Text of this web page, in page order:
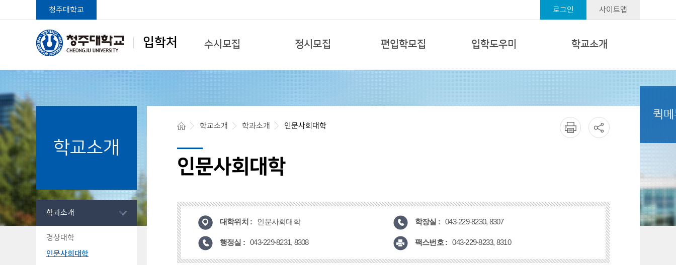
입학처
청주대학교 로그인 사이트맵
학생중심 글로벌대학
청주대학교 입학처
수시모집 정시모집 편입학모집 입학도우미 학교소개
학교소개
학과소개
경상대학
인문사회대학
학교소개 학과소개 인문사회대학
인문사회대학
대학위치 : 인문사회대학 학장실 : 043-229-8230, 8307
행정실 : 043-229-8231, 8308 팩스번호 : 043-229-8233, 8310
퀵